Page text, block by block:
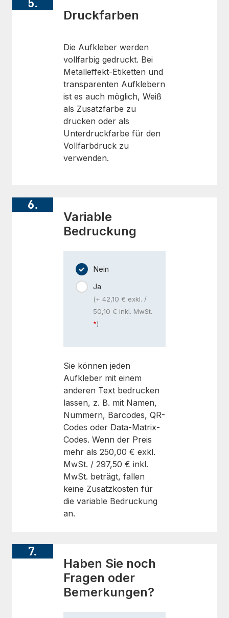
Druckfarben
Die Aufkleber werden
vollfarbig gedruckt. Bei
Metalleffekt-Etiketten und
transparenten Aufklebern
ist es auch möglich, Weiß
als Zusatzfarbe zu
drucken oder als
Unterdruckfarbe für den
Vollfarbdruck zu
verwenden.
6.
Variable
Bedruckung
Nein
Ja
(+ 42,10 € exkl. /
50,10 € inkl. MwSt.
)
Sie können jeden
Aufkleber mit einem
anderen Text bedrucken
lassen, z. B. mit Namen,
Nummern, Barcodes, QR-
Codes oder Data-Matrix-
Codes. Wenn der Preis
mehr als 250,00 € exkl.
MwSt. / 297,50 € inkl.
MwSt. beträgt, fallen
keine Zusatzkosten für
die variable Bedruckung
an.
7.
Haben Sie noch
Fragen oder
Bemerkungen?